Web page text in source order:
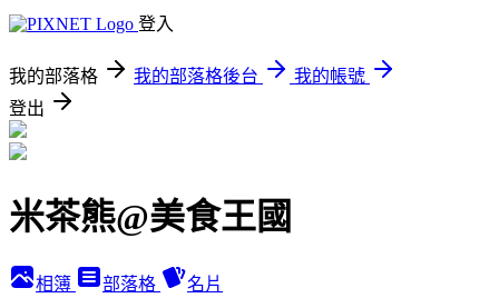
登入
我的部落格 我的部落格後台
我的帳號
登出
米茶熊@美食王國
相簿 部落格 名片